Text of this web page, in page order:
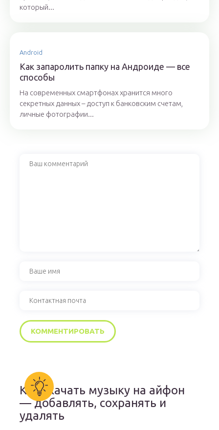
который...
Android
Как запаролить папку на Андроиде — все
способы
На современных смартфонах хранится много
секретных данных – доступ к банковским счетам,
личные фотографии...
Как скачать музыку на айфон
— добавлять, сохранять и
удалять